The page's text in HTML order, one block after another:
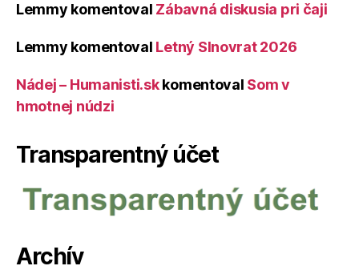
Lemmy komentoval Zábavná diskusia pri čaji
Lemmy komentoval Letný Slnovrat 2026
Nádej – Humanisti.skkomentoval Som v
hmotnej núdzi
Transparentný účet
Archív